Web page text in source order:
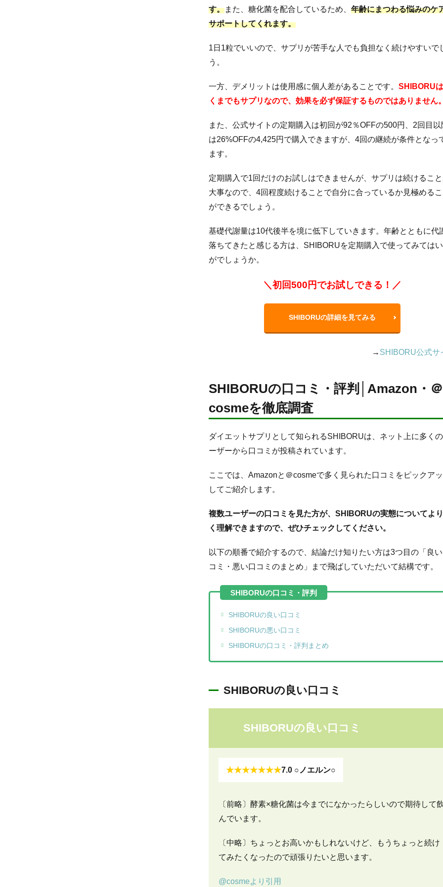
す。また、糖化菌を配合しているため、 年齢にまつわる悩みのケ
サポートしてくれます。
1日1粒でいいので、サプリが苦手な人でも負担なく続けやすいで
う。
一方、デメリットは使用感に個人差があることです。 SHIBORU
くまでもサプリなので、効果を必ず保証するものではありません。
また、公式サイトの定期購入は初回が92％OFFの500円、2回目以
は26%OFFの4,425円で購入できますが、4回の継続が条件となっ
ます。
定期購入で1回だけのお試しはできませんが、サプリは続けるこ
大事なので、4回程度続けることで自分に合っているか見極めるこ
ができるでしょう。
基礎代謝量は10代後半を境に低下していきます。年齢とともに代
落ちてきたと感じる方は、SHIBORUを定期購入で使ってみては
がでしょうか。
＼初回500円でお試しできる！／
SHIBORUの詳細を見てみる
→ SHIBORU公式サ
SHIBORUの口コミ・評判│Amazon・＠
cosmeを徹底調査
ダイエットサプリとして知られるSHIBORUは、ネット上に多く
ーザーから口コミが投稿されています。
ここでは、Amazonと＠cosmeで多く見られた口コミをピックア
してご紹介します。
複数ユーザーの口コミを見た方が、SHIBORUの実態についてよ
く理解できますので、ぜひチェックしてください。
以下の順番で紹介するので、結論だけ知りたい方は3つ目の「良い
コミ・悪い口コミのまとめ」まで飛ばしていただいて結構です。
SHIBORUの良い口コミ
SHIBORUの悪い口コミ
SHIBORUの口コミ・評判まとめ
SHIBORUの良い口コミ
SHIBORUの良い口コミ
★★★★★★★7.0 ○ノエルン○
〔前略〕酵素×糖化菌は今までになかったらしいので期待して
んでいます。
〔中略〕ちょっとお高いかもしれないけど、もうちょっと続け
てみたくなったので頑張りたいと思います。
@cosmeより引用